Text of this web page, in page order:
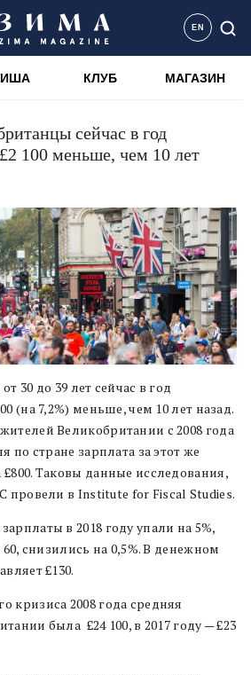
EN
КЛУБ МАГАЗИН
сейчас в год
100 меньше, чем 10 лет
30 до 39 лет сейчас в год
(на 7,2%) меньше, чем 10 лет назад.
Великобритании с 2008 года
по стране зарплата за этот же
Таковы данные исследования,
провели в Institute for Fiscal Studies.
в 2018 году упали на 5%,
снизились на 0,5%. В денежном
£130.
кризиса 2008 года средняя
была £24 100, в 2017 году — £23